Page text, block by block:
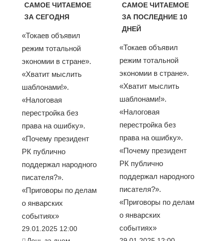
САМОЕ ЧИТАЕМОЕ
ЗА СЕГОДНЯ
«Токаев объявил
режим тотальной
экономии в стране».
«Хватит мыслить
шаблонами!».
«Налоговая
перестройка без
права на ошибку».
«Почему президент
РК публично
поддержал народного
писателя?».
«Приговоры по делам
о январских
событиях»
29.01.2025 12:00
САМОЕ ЧИТАЕМОЕ
ЗА ПОСЛЕДНИЕ 10
ДНЕЙ
«Токаев объявил
режим тотальной
экономии в стране».
«Хватит мыслить
шаблонами!».
«Налоговая
перестройка без
права на ошибку».
«Почему президент
РК публично
поддержал народного
писателя?».
«Приговоры по делам
о январских
событиях»